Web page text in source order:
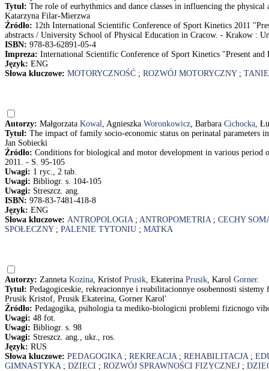
Tytuł: The role of eurhythmics and dance classes in influencing the
Katarzyna Filar-Mierzwa
Źródło: 12th International Scientific Conference of Sport Kinetics 2011
abstracts / University School of Physical Education in Cracow. - Krakow :
ISBN: 978-83-62891-05-4
Impreza: International Scientific Conference of Sport Kinetics "Present
Język: ENG
Słowa kluczowe: MOTORYCZNOŚĆ ; ROZWÓJ MOTORYCZNY;
Autorzy: Małgorzata Kowal, Agnieszka Woronkowicz, Barbara Cichocka,
Tytuł: The impact of family socio-economic status on perinatal parameters
Jan Sobiecki
Źródło: Conditions for biological and motor development in various
2011. - S. 95-105
Uwagi: 1 ryc., 2 tab.
Uwagi: Bibliogr. s. 104-105
Uwagi: Streszcz. ang.
ISBN: 978-83-7481-418-8
Język: ENG
Słowa kluczowe: ANTROPOLOGIA; ANTROPOMETRIA; CECHY
SPOŁECZNY; PALENIE TYTONIU ; MATKA
Autorzy: Zanneta Kozina, Kristof Prusik, Ekaterina Prusik, Karol Gorner.
Tytuł: Pedagogiceskie, rekreacionnye i reabilitacionnye osobennosti
Prusik Kristof, Prusik Ekaterina, Gorner Karol'
Źródło: Pedagogika, psihologia ta mediko-biologicni problemi fizicnogo
Uwagi: 48 fot.
Uwagi: Bibliogr. s. 98
Uwagi: Streszcz. ang., ukr., ros.
Język: RUS
Słowa kluczowe: PEDAGOGIKA; REKREACJA; REHABILITACJA;
GIMNASTYKA; DZIECI ; ROZWÓJ SPRAWNOŚCI FIZYCZNEJ ;